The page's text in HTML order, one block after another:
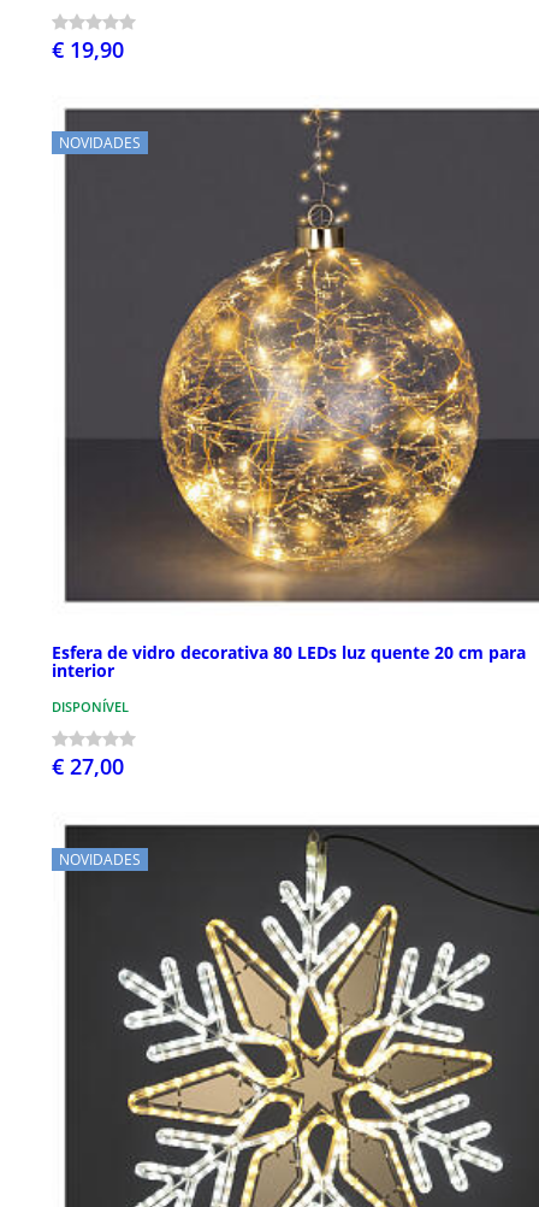
€ 19,90
NOVIDADES
Esfera de vidro decorativa 80 LEDs luz quente 20 cm para
interior
DISPONÍVEL
€ 27,00
NOVIDADES